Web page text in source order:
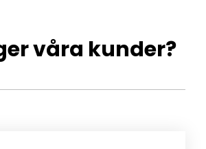
våra kunder?